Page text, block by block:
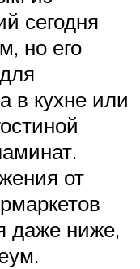
сегодня
но его
в кухне или
от
даже ниже,